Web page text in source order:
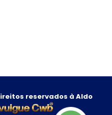
reservados à Aldo